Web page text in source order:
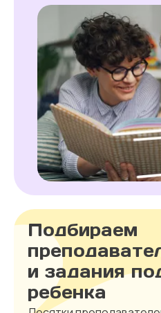
Подбираем
и задания
ребенка